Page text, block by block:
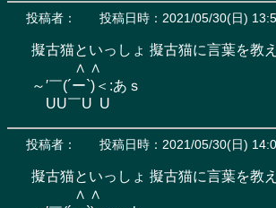
投稿者： 投稿日時：2021/05/30(日)
擬古猫といっしょ 擬古猫に言葉を教
∧ ∧
～′￣(´ー`)＜:あｓ
UU￣U  U
投稿者： 投稿日時：2021/05/30(日)
擬古猫といっしょ 擬古猫に言葉を教
∧ ∧